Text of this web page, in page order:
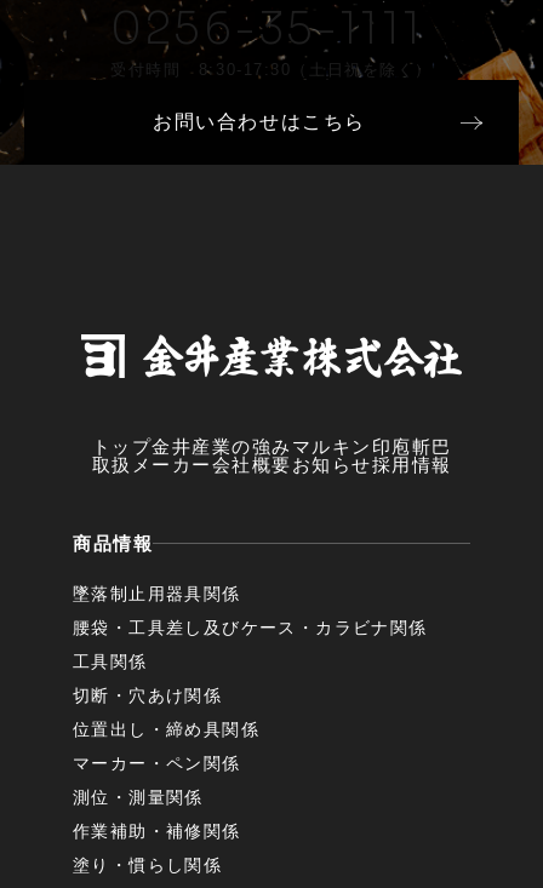
0256-35-1111
受付時間 8:30-17:30（土日祝を除く）
お問い合わせはこちら
トップ金井産業の強み マルキン印 庖斬巴
取扱メーカー会社概要お知らせ採用情報
商品情報
墜落制止用器具関係
腰袋・工具差し及びケース・カラビナ関係
工具関係
切断・穴あけ関係
位置出し・締め具関係
マーカー・ペン関係
測位・測量関係
作業補助・補修関係
塗り・慣らし関係